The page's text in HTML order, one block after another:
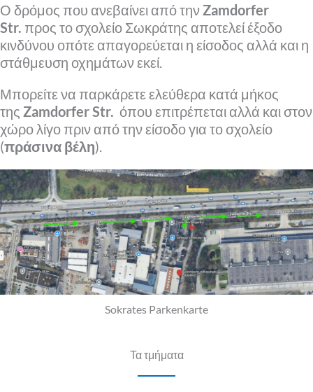
Ο δρόμος που ανεβαίνει από την Zamdorfer
Str. προς το σχολείο Σωκράτης αποτελεί έξοδο
κινδύνου οπότε απαγορεύεται η είσοδος αλλά και η
στάθμευση οχημάτων εκεί.
Μπορείτε να παρκάρετε ελεύθερα κατά μήκος
της Zamdorfer Str. όπου επιτρέπεται αλλά και στον
χώρο λίγο πριν από την είσοδο για το σχολείο
(πράσινα βέλη).
Sokrates Parkenkarte
Τα τμήματα